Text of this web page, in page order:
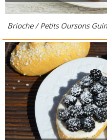
Brioche / Petits Oursons